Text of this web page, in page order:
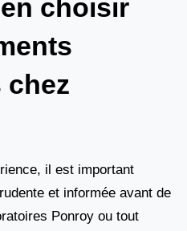
choisir
chez
il est important
et informée avant de
Ponroy ou tout